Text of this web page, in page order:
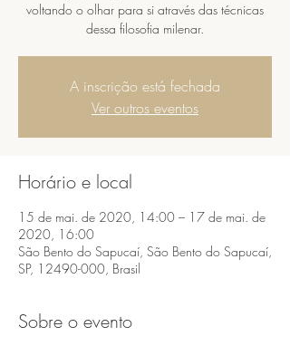
voltando o olhar para si através das técnicas
dessa filosofia milenar.
A inscrição está fechada
Ver outros eventos
Horário e local
15 de mai. de 2020, 14:00 – 17 de mai. de
2020, 16:00
São Bento do Sapucaí, São Bento do Sapucaí,
SP, 12490-000, Brasil
Sobre o evento